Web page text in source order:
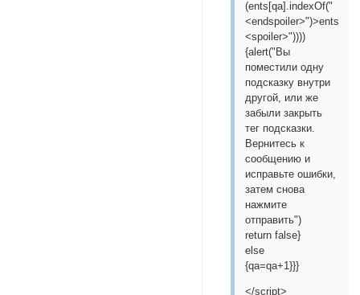
(ents[qa].indexOf("
<spoiler>"))))
{alert("Вы
поместили одну
подсказку внутри
другой, или же
забыли закрыть
тег подсказки.
Вернитесь к
сообщению и
исправьте ошибки,
затем снова
нажмите
отправить")
return false}
else
{qa=qa+1}}}
</script>